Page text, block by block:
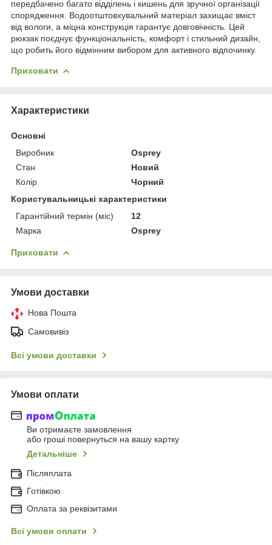
передбачено багато відділень і кишень для зручної організації
спорядження. Водоотштовхувальний матеріал захищає вміст
від вологи, а міцна конструкція гарантує довговічність. Цей
рюкзак поєднує функціональність, комфорт і стильний дизайн,
що робить його відмінним вибором для активного відпочинку.
Приховати
Характеристики
Основні
Виробник
Osprey
Стан
Новий
Колір
Чорний
Користувальницькі характеристики
Гарантійний термін (міс)
12
Марка
Osprey
Приховати
Умови доставки
Нова Пошта
Самовивіз
Всі умови доставки
Умови оплати
Ви отримаєте замовлення
або гроші повернуться на вашу картку
Детальніше
Післяплата
Готівкою
Оплата за реквізитами
Всі умови оплати